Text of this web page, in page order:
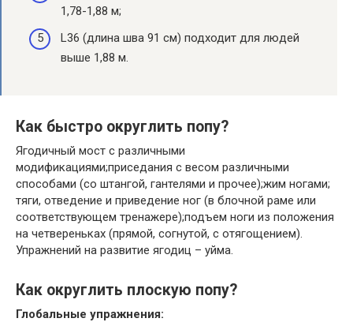
1,78-1,88 м;
L36 (длина шва 91 см) подходит для людей
выше 1,88 м.
Как быстро округлить попу?
Ягодичный мост с различными
модификациями;приседания с весом различными
способами (со штангой, гантелями и прочее);жим ногами;
тяги, отведение и приведение ног (в блочной раме или
соответствующем тренажере);подъем ноги из положения
на четвереньках (прямой, согнутой, с отягощением).
Упражнений на развитие ягодиц – уйма.
Как округлить плоскую попу?
Глобальные упражнения: